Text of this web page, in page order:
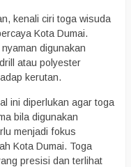
kenali ciri toga wisuda
Kota Dumai.
digunakan
atau polyester
kerutan.
ini diperlukan agar toga
bila digunakan
menjadi fokus
Kota Dumai. Toga
presisi dan terlihat